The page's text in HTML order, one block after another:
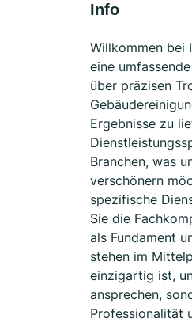
Info
Willkommen bei
eine
über präzisen
Ergebnisse zu
Branchen, was
verschönern
spezifische
Sie die
als Fundament
stehen im
einzigartig ist,
ansprechen,
Professionalität